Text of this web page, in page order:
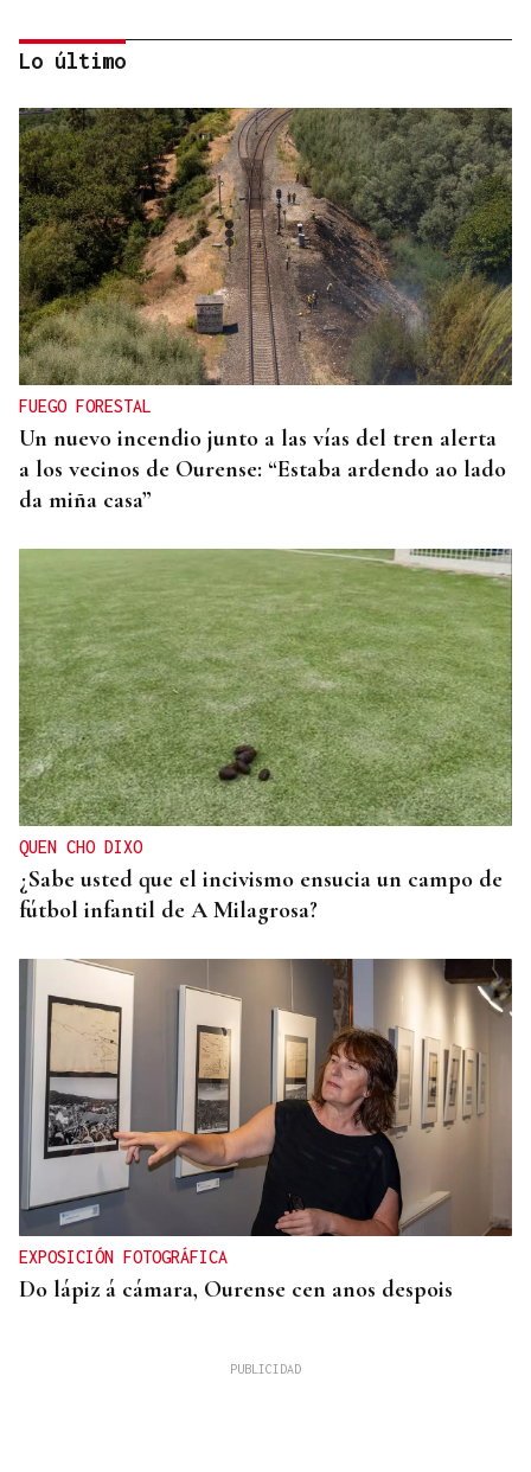
PROGRAMA ESTIVAL
El ritmo toma Coles y estrena un verano a tope de
pulsaciones
Lo último
FUEGO FORESTAL
Un nuevo incendio junto a las vías del tren alerta
a los vecinos de Ourense: “Estaba ardendo ao lado
da miña casa”
QUEN CHO DIXO
¿Sabe usted que el incivismo ensucia un campo de
fútbol infantil de A Milagrosa?
EXPOSICIÓN FOTOGRÁFICA
Do lápiz á cámara, Ourense cen anos despois